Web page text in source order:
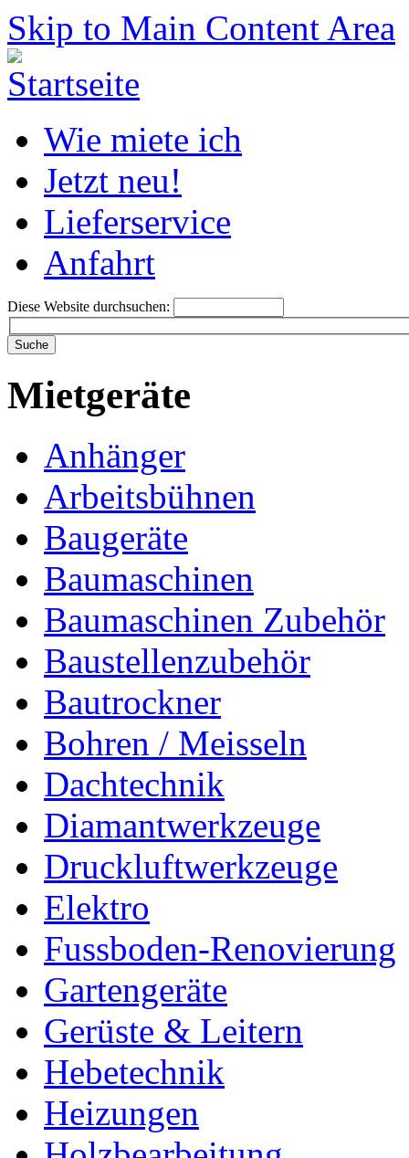
Skip to Main Content Area
Wie miete ich
Jetzt neu!
Lieferservice
Anfahrt
Diese Website durchsuchen:
Mietgeräte
Anhänger
Arbeitsbühnen
Baugeräte
Baumaschinen
Baumaschinen Zubehör
Baustellenzubehör
Bautrockner
Bohren / Meisseln
Dachtechnik
Diamantwerkzeuge
Druckluftwerkzeuge
Elektro
Fussboden-Renovierung
Gartengeräte
Gerüste & Leitern
Hebetechnik
Heizungen